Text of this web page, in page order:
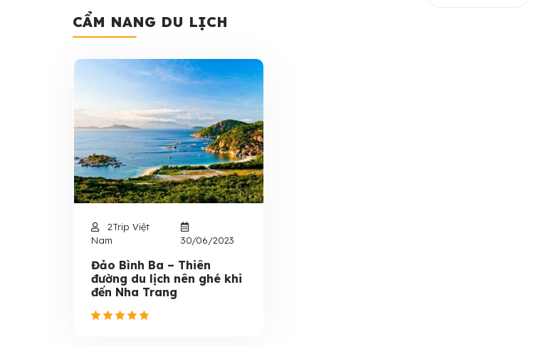
CẨM NANG DU LỊCH
2Trip Việt
Nam
30/06/2023
Đảo Bình Ba – Thiên
đường du lịch nên ghé khi
đến Nha Trang